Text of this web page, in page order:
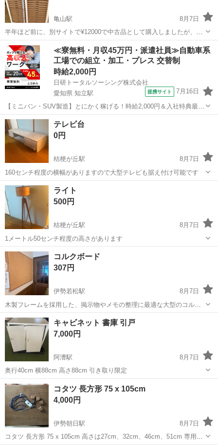
亀山駅
8月7日
半年ほど前に、別サイトで¥12000で中古品として購入しましたが、使
う必要がなくなり梱包したまま置いてあります。 上部に小さな傷はあ
りますが、しっかりした商品で綺麗な状態です。書類を小分けに沢山
の収納が出来ます！ 学研塾や学...
三重 亀山市 亀山駅 収納家具
≪寮無料・月収45万円・派遣社員≫自動車系
工場での組立・加工・プレス 交替制
時給2,000円
日研トータルソーシング株式会社
愛知県 知立駅
提携サイト 7月16日
【ミニバン・SUV製造】とにかく稼げる！時給2,000円＆入社特典最大
20万円支給！／寮費無料＆生活備品付き／土日休み／未経験OK＆研修
あり◎ ミニバン・SUV製造 トヨタ車体各工場でのミニバン・SUV新
車製造に関わる諸作...
愛知 刈谷市 知立駅
テレビ台
0円
桔梗が丘駅
8月7日
160センチ程度の横幅がありますので大型テレビも据え付け可能です
三重 名張市 桔梗が丘駅
ライト
500円
桔梗が丘駅
8月7日
1メートル50センチ程度の高さがあります
三重 名張市 桔梗が丘駅
コルクボード
307円
伊勢若松駅
8月7日
木製フレームを採用した、掲示物やメモの整理に最適な大型のコルク
ボードです。 サイズ縦89×横120cm いっぱい、画ビョウによる穴あい
てます。
三重 鈴鹿市 伊勢若松駅 収納家具
キャビネット 書庫 引戸
7,000円
阿漕駅
8月7日
奥行40cm 横88cm 高さ88cm 引き取り限定
三重 津市 阿漕駅 オフィス用家具
コタツ 長方形 75 x 105cm
4,000円
伊勢朝日駅
8月7日
コタツ 長方形 75 x 105cm 高さは27cm、32cm、46cm、51cm 専用ド